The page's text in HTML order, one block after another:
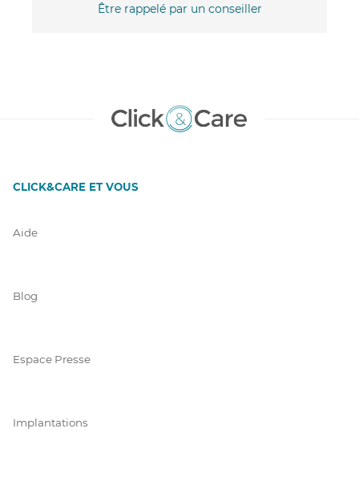
Être rappelé par un conseiller
CLICK&CARE ET VOUS
Aide
Blog
Espace Presse
Implantations